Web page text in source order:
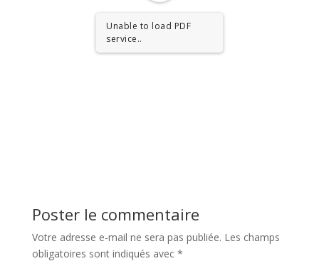
Unable to load PDF
service..
Poster le commentaire
Votre adresse e-mail ne sera pas publiée. Les champs
obligatoires sont indiqués avec *